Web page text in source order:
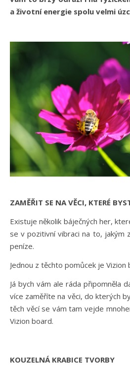
a životní energie spolu velmi
ZAMĚŘIT SE NA VĚCI, KTERÉ
Existuje několik báječných her,
se v pozitivní vibraci na to, jakým
peníze.
Jednou z těchto pomůcek je Vizion
Já bych vám ale ráda připomněla
více zaměříte na věci, do kterých
těch věcí se vám tam vejde
Vizion board.
KOUZELNÁ KRABICE TVORBY